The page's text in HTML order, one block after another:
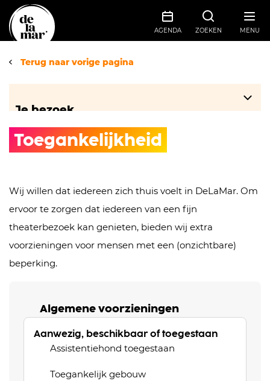
MENU
ZOEKEN
AGENDA
Terug naar vorige pagina
Je bezoek
Bereikbaarheid
Veelgestelde vragen
Groepen
Toegankelijkheid
Zaalplattegrond
Toegankelijkheid
Wij willen dat iedereen zich thuis voelt in DeLaMar. Om
ervoor te zorgen dat iedereen van een fijn
theaterbezoek kan genieten, bieden wij extra
voorzieningen voor mensen met een (onzichtbare)
beperking.
Algemene voorzieningen
Aanwezig, beschikbaar of toegestaan
Assistentiehond toegestaan
Toegankelijk gebouw